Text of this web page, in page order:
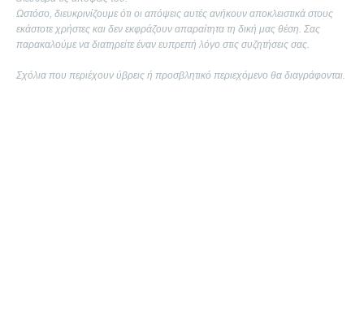
Ωστόσο, διευκρινίζουμε ότι οι απόψεις αυτές ανήκουν αποκλειστικά στους
εκάστοτε χρήστες και δεν εκφράζουν απαραίτητα τη δική μας θέση. Σας
παρακαλούμε να διατηρείτε έναν ευπρεπή λόγο στις συζητήσεις σας.
Σχόλια που περιέχουν ύβρεις ή προσβλητικό περιεχόμενο θα διαγράφονται.